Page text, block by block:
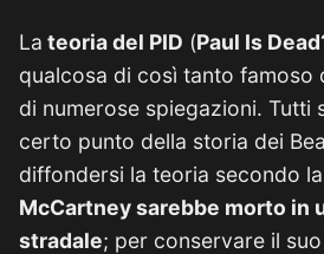
La teoria del PID (Paul Is
qualcosa di così tanto famoso
di numerose spiegazioni. Tutti
certo punto della storia dei
diffondersi la teoria secondo
McCartney sarebbe morto in
stradale; per conservare il